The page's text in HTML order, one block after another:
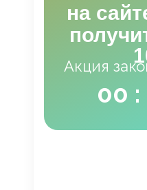
на
Акция
00 :